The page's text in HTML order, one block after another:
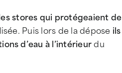
stores qui protégeaient de
Puis lors de la dépose ils
d’eau à l’intérieurdu